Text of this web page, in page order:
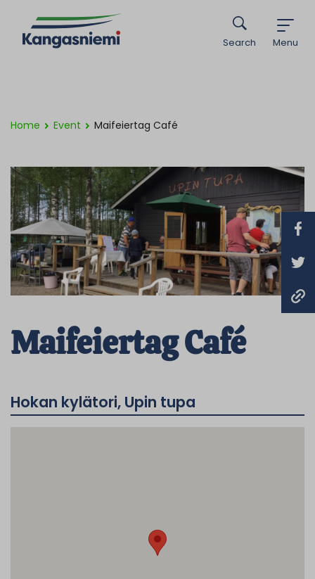
Menu
Search
Home Event Maifeiertag Café
Maifeiertag Café
Hokan kylätori, Upin tupa